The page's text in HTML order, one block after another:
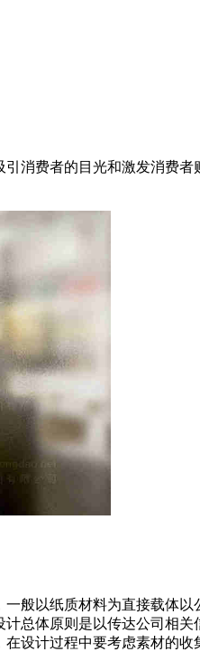
消费者的目光和激发消费者
般以纸质材料为直接载体
总体原则是以传达公司相
设计过程中要考虑素材的